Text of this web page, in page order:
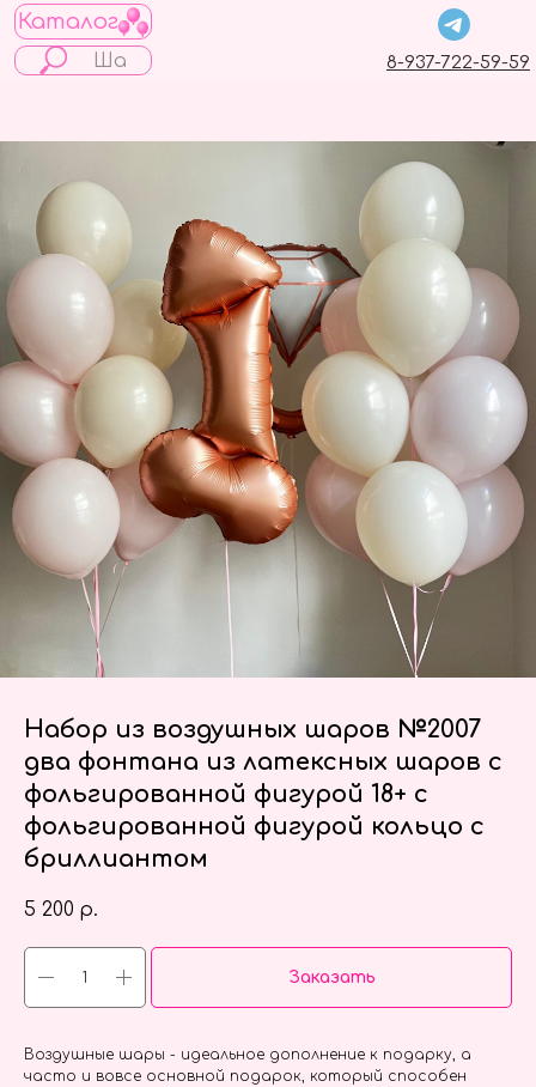
Каталог
8-937-722-59-59
Набор из воздушных шаров №2007
два фонтана из латексных шаров с
фольгированной фигурой 18+ с
фольгированной фигурой кольцо с
бриллиантом
5 200 р.
Заказать
Воздушные шары - идеальное дополнение к подарку, а
часто и вовсе основной подарок, который способен